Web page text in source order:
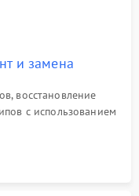
и замена
восстановление
с использованием
микросхемы
портов USB